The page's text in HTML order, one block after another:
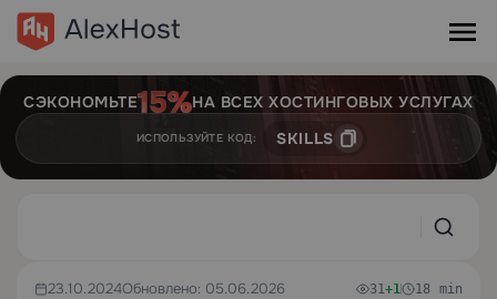
СЭКОНОМЬТЕ НА ВСЕХ ХОСТИНГОВЫХ УСЛУГАХ
ИСПОЛЬЗУЙТЕ КОД: SKILLS
23.10.2024Обновлено: 05.06.2026
31+1 18 min